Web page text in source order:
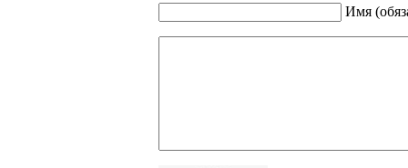
Имя